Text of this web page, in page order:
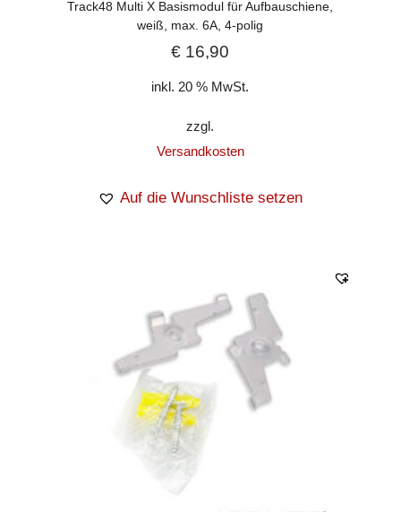
Track48 Multi X Basismodul für Aufbauschiene,
weiß, max. 6A, 4-polig
€ 16,90
inkl. 20 % MwSt.
zzgl.
Versandkosten
Auf die Wunschliste setzen